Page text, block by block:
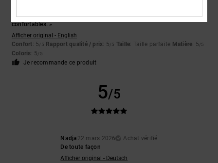
« Ce sont de superbes chaussures, a dit mon fils, elles sont tellement
confortables. »
Afficher original - English
Confort: 5/5 Rapport qualité / prix: 5/5 Taille: Taille parfaite Matière: 5/5
Coloris: 5/5
Je recommande ce produit
5/5
Nadja 22 mars 2026
Achat vérifié
De toute façon
Afficher original - Deutsch